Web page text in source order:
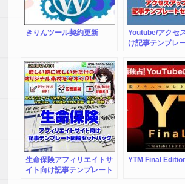
ツール自体は多機能なんですが
すべてを一気に調べようとすると、
自動でもかなり時間がかかりますね。
多少慣れがいりそうです。
【A.T 様】
最初の登録作業がやや時間がかかりましたが
その都度質問が出来るので心強かったです。
イメージしていたよりも
スタイリッシュなデザインでした。
きりんツール契約更新
Youtube/アクセ
け記事テンプレ
インフォトップ
生命保険アフィリエイトサ
イト向け記事テンプレート
YTM Final